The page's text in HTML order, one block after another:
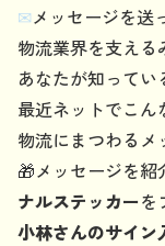
✉メッセージを送
物流業界を支え
あなたが知って
最近ネットでこん
物流にまつわるメ
🎁メッセージを紹
ナルステッカーを
小林さんのサイン